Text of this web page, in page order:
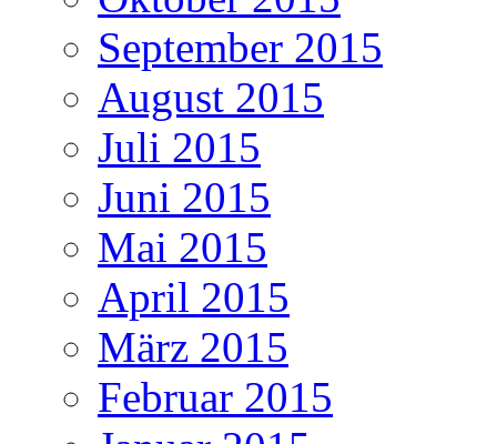
September 2015
August 2015
Juli 2015
Juni 2015
Mai 2015
April 2015
März 2015
Februar 2015